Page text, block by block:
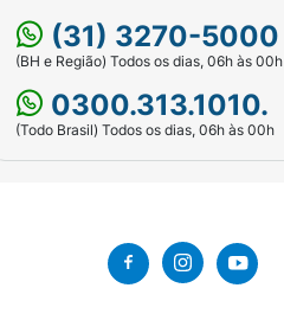
(31) 3270-5000
(BH e Região) Todos os dias, 06h às 00h
0300.313.1010.
(Todo Brasil) Todos os dias, 06h às 00h